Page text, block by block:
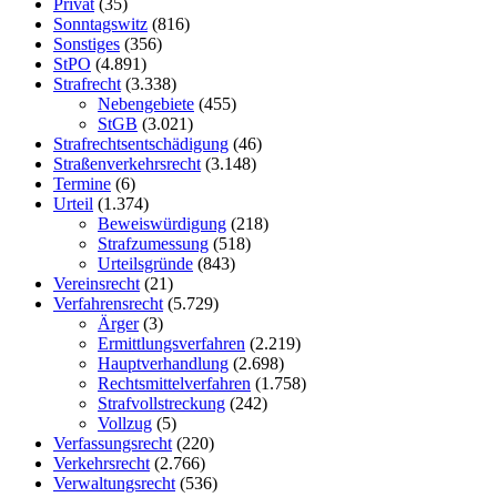
Privat (35)
Sonntagswitz (816)
Sonstiges (356)
StPO (4.891)
Strafrecht (3.338)
Nebengebiete (455)
StGB (3.021)
Strafrechtsentschädigung (46)
Straßenverkehrsrecht (3.148)
Termine (6)
Urteil (1.374)
Beweiswürdigung (218)
Strafzumessung (518)
Urteilsgründe (843)
Vereinsrecht (21)
Verfahrensrecht (5.729)
Ärger(3)
Ermittlungsverfahren (2.219)
Hauptverhandlung (2.698)
Rechtsmittelverfahren (1.758)
Strafvollstreckung (242)
Vollzug (5)
Verfassungsrecht (220)
Verkehrsrecht (2.766)
Verwaltungsrecht (536)